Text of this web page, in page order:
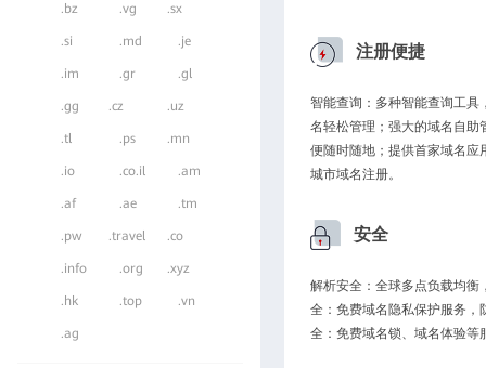
.bz .vg .sx
.si .md .je
.im .gr .gl
.gg .cz .uz
.tl .ps .mn
.io .co.il .am
.af .ae .tm
.pw .travel .co
.info .org .xyz
.hk .top .vn
.ag
注册便捷
智能查询：多种智能查询工具
名轻松管理；强大的域名自
便随时随地；提供首家域名应
城市域名注册。
安全
解析安全：全球多点负载均
全：免费域名隐私保护服务，
全：免费域名锁、域名体验等